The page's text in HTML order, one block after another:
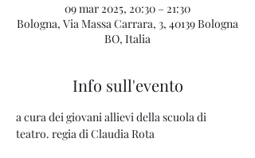
09 mar 2025, 20:30 – 21:30
Bologna, Via Massa Carrara, 3, 40139 Bologna
BO, Italia
Info sull'evento
a cura dei giovani allievi della scuola di
teatro. regia di Claudia Rota